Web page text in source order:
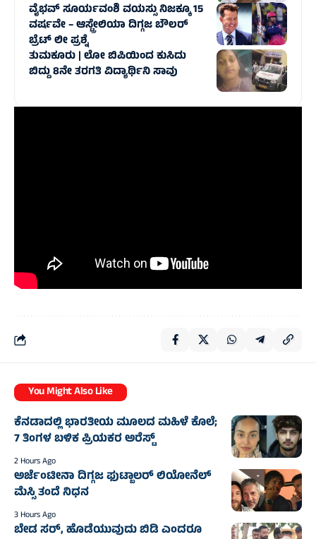
ವೈಭವ್ ಸೂರ್ಯವಂಶಿ ವಯಸ್ಸು ನಿಜಕ್ಕೂ 15
ವರ್ಷವೇ – ಆಸ್ಟ್ರೇಲಿಯಾ ದಿಗ್ಗಜ ಬೌಲರ್
ಬ್ರೆಟ್ ಲೀ ಪ್ರಶ್ನೆ
ತುಮಕೂರು | ಲೋ ಬಿಪಿಯಿಂದ ಕುಸಿದು
ಬಿದ್ದು 8ನೇ ತರಗತಿ ವಿದ್ಯಾರ್ಥಿನಿ ಸಾವು
You Might Also Like
ಕೆನಡಾದಲ್ಲಿ ಭಾರತೀಯ ಮೂಲದ ಮಹಿಳೆ ಕೊಲೆ;
7 ತಿಂಗಳ ಬಳಿಕ ಪ್ರಿಯಕರ ಅರೆಸ್ಟ್‌
2 Hours Ago
ಅರ್ಜೆಂಟೀನಾ ದಿಗ್ಗಜ ಫುಟ್ಬಾಲರ್‌ ಲಿಯೋನೆಲ್‌
ಮೆಸ್ಸಿ ತಂದೆ ನಿಧನ
3 Hours Ago
ಬೇಡ ಸರ್, ಹೊಡೆಯುವುದು ಬಿಡಿ ಎಂದರೂ